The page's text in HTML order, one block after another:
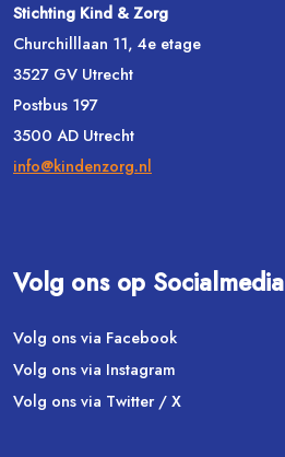
Stichting Kind & Zorg
Churchilllaan 11, 4e etage
3527 GV Utrecht
Postbus 197
3500 AD Utrecht
info@kindenzorg.nl
Volg ons op Socialmedia
Volg ons via Facebook
Volg ons via Instagram
Volg ons via Twitter / X